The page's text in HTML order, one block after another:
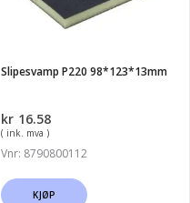
Slipesvamp P220 98*123*13mm
kr 16.58
( ink. mva )
Vnr: 8790800112
KJØP